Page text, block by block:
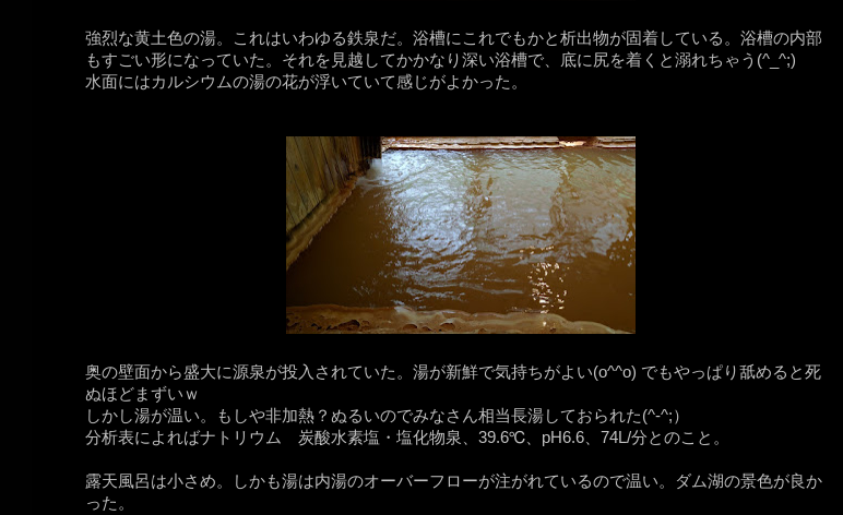
強烈な黄土色の湯。これはいわゆる鉄泉だ。浴槽にこれでもかと析出物が固着している。浴槽の内部
もすごい形になっていた。それを見越してかかなり深い浴槽で、底に尻を着くと溺れちゃう(^_^;)
水面にはカルシウムの湯の花が浮いていて感じがよかった。
奥の壁面から盛大に源泉が投入されていた。湯が新鮮で気持ちがよい(o^^o) でもやっぱり舐めると死
ぬほどまずいｗ
しかし湯が温い。もしや非加熱？ぬるいのでみなさん相当長湯しておられた(^-^;）
分析表によればナトリウム 炭酸水素塩・塩化物泉、39.6℃、pH6.6、74L/分とのこと。
露天風呂は小さめ。しかも湯は内湯のオーバーフローが注がれているので温い。ダム湖の景色が良か
った。